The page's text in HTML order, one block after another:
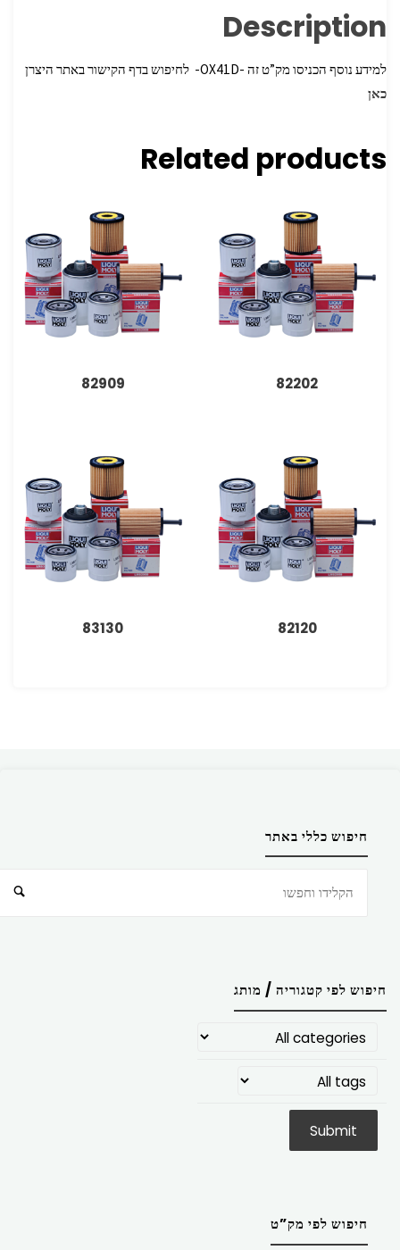
Description
למידע נוסף הכניסו מק”ט זה -OX41D- לחיפוש בדף הקישור באתר היצרן
כאן
Related products
82202
82909
82120
83130
חיפוש כללי באתר
חיפוש לפי קטגוריה / מותג
חיפוש לפי מק”ט